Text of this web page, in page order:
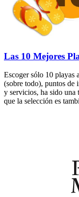
Las 10 Mejores
Escoger sólo 10 playas
(sobre todo), puntos de
y servicios, ha sido una
que la selección es